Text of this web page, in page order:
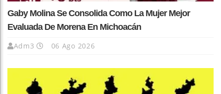
Gaby Molina Se Consolida Como La Mujer Mejor
Evaluada De Morena En Michoacán
Adm3 06 Ago 2026